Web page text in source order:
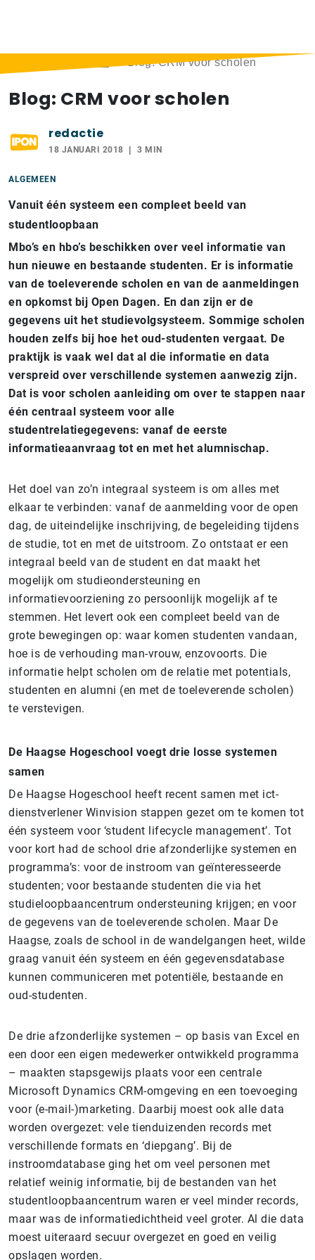
Blog: CRM voor scholen
Blog: CRM voor scholen
redactie
18 JANUARI 2018 3 MIN
ALGEMEEN
Vanuit één systeem een compleet beeld van
studentloopbaan
Mbo’s en hbo’s beschikken over veel informatie van
hun nieuwe en bestaande studenten. Er is informatie
van de toeleverende scholen en van de aanmeldingen
en opkomst bij Open Dagen. En dan zijn er de
gegevens uit het studievolgsysteem. Sommige scholen
houden zelfs bij hoe het oud-studenten vergaat. De
praktijk is vaak wel dat al die informatie en data
verspreid over verschillende systemen aanwezig zijn.
Dat is voor scholen aanleiding om over te stappen naar
één centraal systeem voor alle
studentrelatiegegevens: vanaf de eerste
informatieaanvraag tot en met het alumnischap.
Het doel van zo’n integraal systeem is om alles met
elkaar te verbinden: vanaf de aanmelding voor de open
dag, de uiteindelijke inschrijving, de begeleiding tijdens
de studie, tot en met de uitstroom. Zo ontstaat er een
integraal beeld van de student en dat maakt het
mogelijk om studieondersteuning en
informatievoorziening zo persoonlijk mogelijk af te
stemmen. Het levert ook een compleet beeld van de
grote bewegingen op: waar komen studenten vandaan,
hoe is de verhouding man-vrouw, enzovoorts. Die
informatie helpt scholen om de relatie met potentials,
studenten en alumni (en met de toeleverende scholen)
te verstevigen.
De Haagse Hogeschool voegt drie losse systemen
samen
De Haagse Hogeschool heeft recent samen met ict-
dienstverlener Winvision stappen gezet om te komen tot
één systeem voor ‘student lifecycle management’. Tot
voor kort had de school drie afzonderlijke systemen en
programma’s: voor de instroom van geïnteresseerde
studenten; voor bestaande studenten die via het
studieloopbaancentrum ondersteuning krijgen; en voor
de gegevens van de toeleverende scholen. Maar De
Haagse, zoals de school in de wandelgangen heet, wilde
graag vanuit één systeem en één gegevensdatabase
kunnen communiceren met potentiële, bestaande en
oud-studenten.
De drie afzonderlijke systemen – op basis van Excel en
een door een eigen medewerker ontwikkeld programma
– maakten stapsgewijs plaats voor een centrale
Microsoft Dynamics CRM-omgeving en een toevoeging
voor (e-mail-)marketing. Daarbij moest ook alle data
worden overgezet: vele tienduizenden records met
verschillende formats en ‘diepgang’. Bij de
instroomdatabase ging het om veel personen met
relatief weinig informatie, bij de bestanden van het
studentloopbaancentrum waren er veel minder records,
maar was de informatiedichtheid veel groter. Al die data
moest uiteraard secuur overgezet en goed en veilig
opslagen worden.